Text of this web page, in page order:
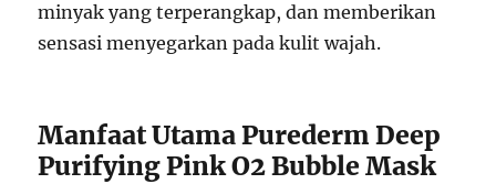
minyak yang terperangkap, dan memberikan
sensasi menyegarkan pada kulit wajah.
Manfaat Utama Purederm Deep
Purifying Pink O2 Bubble Mask